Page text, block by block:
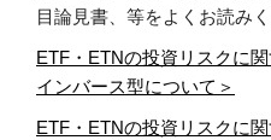
目論見書、等をよくお読みく
ETF・ETNの投資リスクに
インバース型について＞
ETF・ETNの投資リスクに